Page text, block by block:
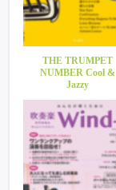
THE TRUMPET
NUMBER Cool &
Jazzy